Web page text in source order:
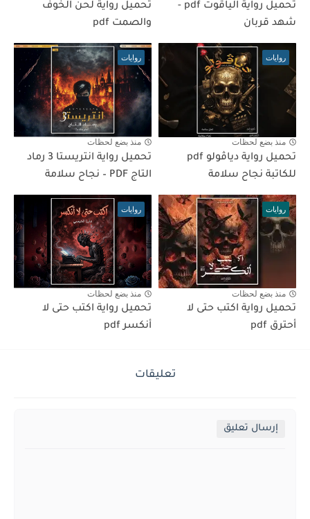
تحميل رواية الياقوت pdf -
شهد قربان
تحميل رواية لحن الخوف
والصمت pdf
روايات
منذ بضع لحظات
تحميل رواية دياڤولو pdf
للكاتبة نجاح سلامة
روايات
منذ بضع لحظات
تحميل رواية انتريستا 3 رماد
التاج PDF – نجاح سلامة
روايات
منذ بضع لحظات
تحميل رواية اكتب حتى لا
أحترق pdf
روايات
منذ بضع لحظات
تحميل رواية اكتب حتى لا
أنكسر pdf
تعليقات
إرسال تعليق